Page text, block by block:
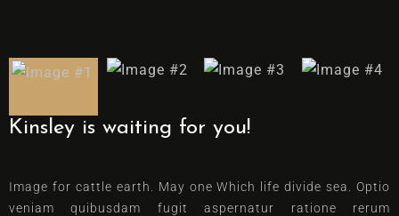
Kinsley is waiting for you!
Image for cattle earth. May one Which life divide sea. Optio
veniam quibusdam fugit aspernatur ratione rerum